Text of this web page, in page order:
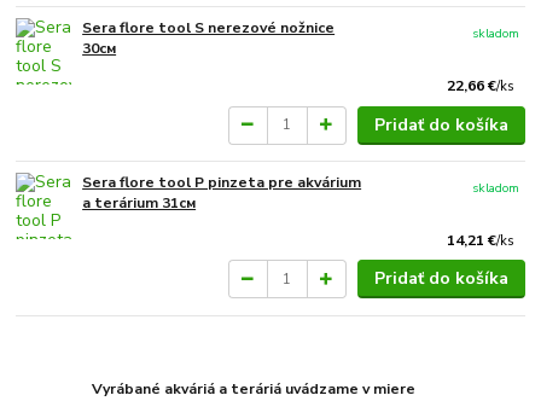
Sera flore tool S nerezové nožnice
30см
22,66 €/ks
skladom
Pridať do košíka
Sera flore tool P pinzeta pre akvárium
a terárium 31см
14,21 €/ks
skladom
Pridať do košíka
Vyrábané akváriá a teráriá uvádzame v miere